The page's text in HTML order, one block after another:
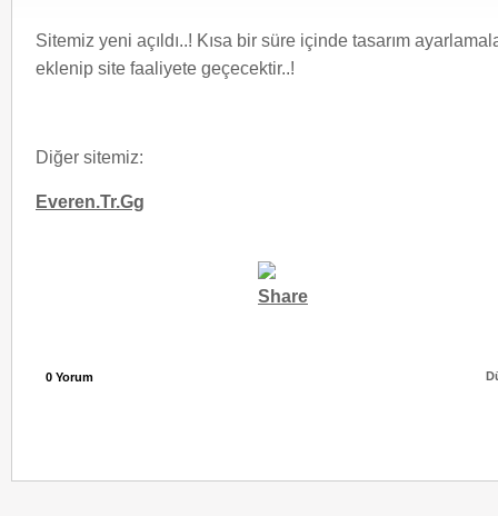
Sitemiz yeni açıldı..! Kısa bir süre içinde tasarım
eklenip site faaliyete geçecektir..!
Diğer sitemiz:
Everen.Tr.Gg
0 Yorum